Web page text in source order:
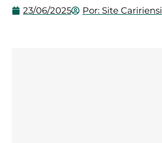
23/06/2025 Por: Site Caririensi